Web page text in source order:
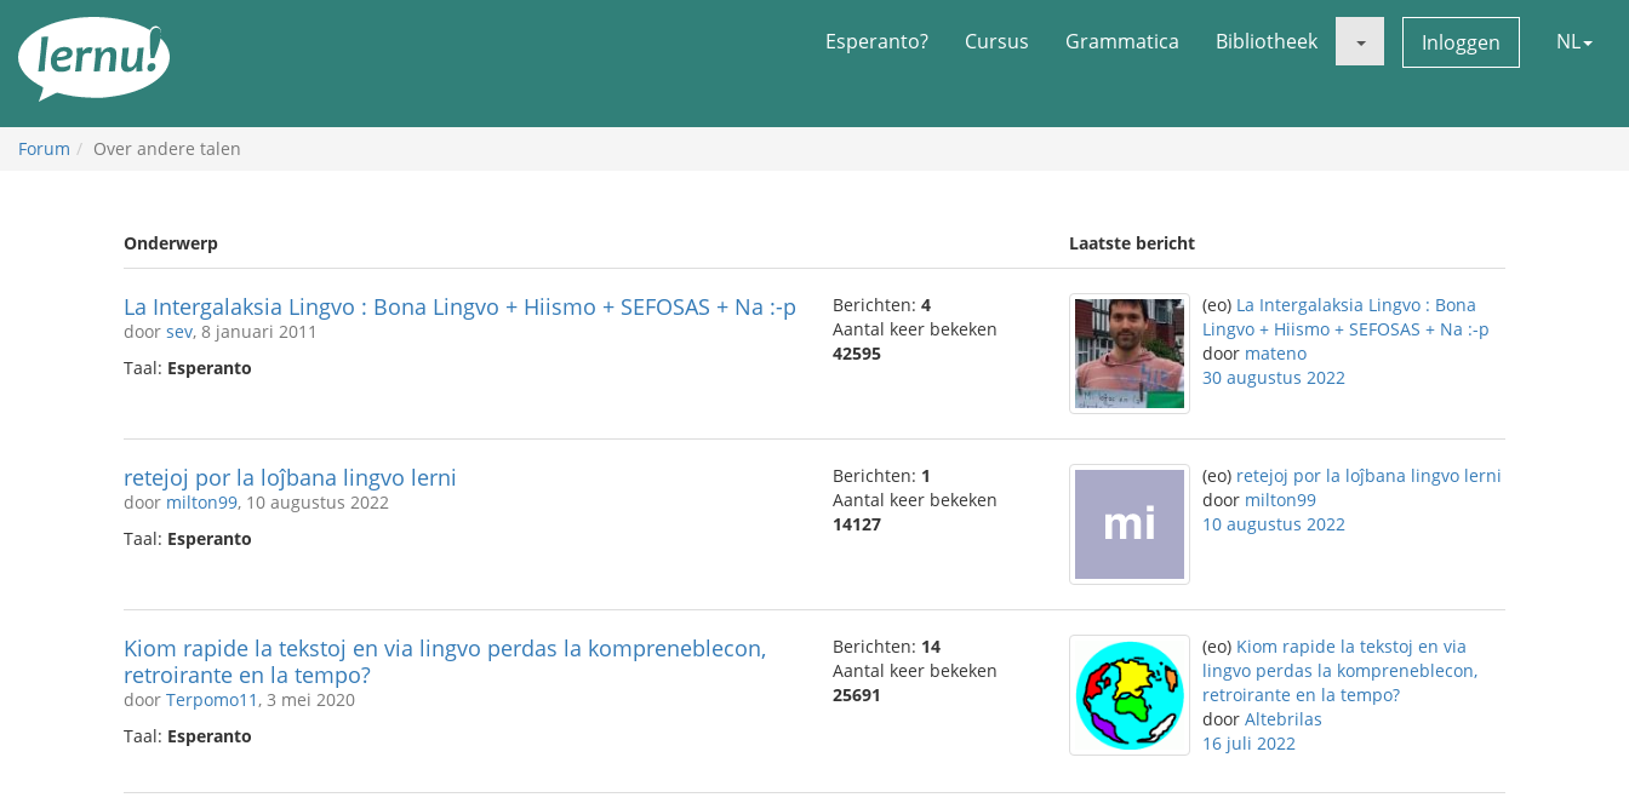
inhoud
Esperanto? Cursus Grammatica Bibliotheek Inloggen NL
Forum Over andere talen
Onderwerp Laatste bericht
La Intergalaksia Lingvo : Bona Lingvo + Hiismo + SEFOSAS + Na :-p
door sev, 8 januari 2011
Taal: Esperanto
Berichten: 4
Aantal keer bekeken
42595
(eo) La Intergalaksia Lingvo : Bona
Lingvo + Hiismo + SEFOSAS + Na :-p
door mateno
30 augustus 2022
retejoj por la loĵbana lingvo lerni
door milton99, 10 augustus 2022
Taal: Esperanto
Berichten: 1
Aantal keer bekeken
14127
(eo) retejoj por la loĵbana lingvo lerni
door milton99
10 augustus 2022
Kiom rapide la tekstoj en via lingvo perdas la kompreneblecon,
retroirante en la tempo?
door Terpomo11 , 3 mei 2020
Taal: Esperanto
Berichten: 14
Aantal keer bekeken
25691
(eo) Kiom rapide la tekstoj en via
lingvo perdas la kompreneblecon,
retroirante en la tempo?
door Altebrilas
16 juli 2022